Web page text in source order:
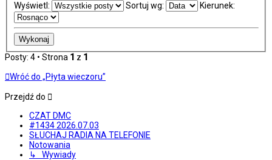
Wyświetl: Sortuj wg: Kierunek:
Posty: 4 • Strona 1 z 1
Wróć do „Płyta wieczoru”
Przejdź do
CZAT DMC
#1434 2026.07.03
SŁUCHAJ RADIA NA TELEFONIE
Notowania
↳ Wywiady